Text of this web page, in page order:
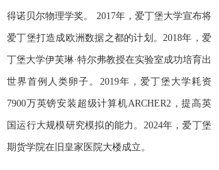
得诺贝尔物理学奖。 2017年，爱丁堡大学宣布将
爱丁堡打造成欧洲数据之都的计划。2018年，爱
丁堡大学伊芙琳·特尔弗教授在实验室成功培育出
世界首例人类卵子。2019年，爱丁堡大学耗资
7900万英镑安装超级计算机ARCHER2，提高英
国运行大规模研究模拟的能力。2024年，爱丁堡
期货学院在旧皇家医院大楼成立。